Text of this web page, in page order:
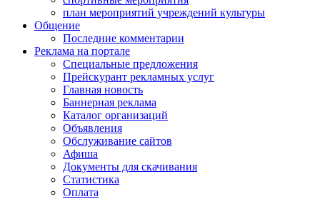
план мероприятий учреждений культуры
Общение
Последние комментарии
Реклама на портале
Специальные предложения
Прейскурант рекламных услуг
Главная новость
Баннерная реклама
Каталог организаций
Объявления
Обслуживание сайтов
Афиша
Документы для скачивания
Статистика
Оплата